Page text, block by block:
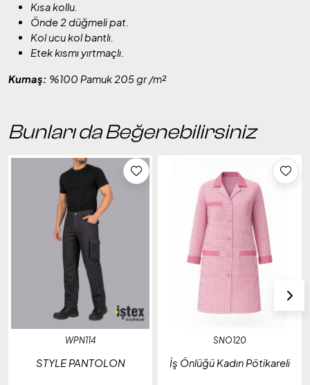
Kısa kollu.
Önde 2 düğmeli pat.
Kol ucu kol bantlı.
Etek kısmı yırtmaçlı.
Kumaş: %100 Pamuk 205 gr /m²
Bunları da Beğenebilirsiniz
WPN114
STYLE PANTOLON
SNO120
İş Önlüğü Kadın Pötikareli